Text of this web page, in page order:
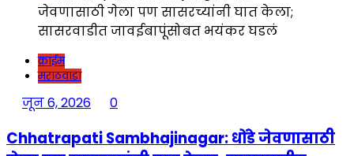
क्राईम
मराठवाडा
जून 6, 2026 0
Chhatrapati Sambhajinagar: धोंडे जेवणासाठी